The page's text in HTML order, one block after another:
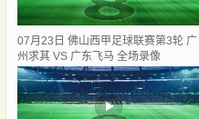
07月23日 佛山西甲足球联赛第3轮 广
州求其 VS 广东飞马 全场录像